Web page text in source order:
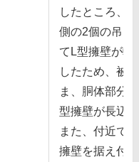
したところ、
側の2個の吊り
てL型擁壁が転
したため、被
ま、胴体部分
型擁壁が⻑辺
また、付近で
擁壁を据え付